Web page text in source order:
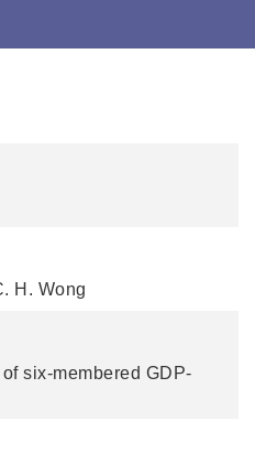
H. Wong
six-membered GDP-